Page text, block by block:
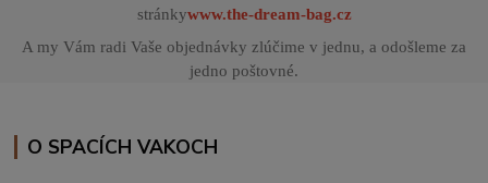
stránkywww.the-dream-bag.cz
A my Vám radi Vaše objednávky zlúčime v jednu, a odošleme za
jedno poštovné.
O SPACÍCH VAKOCH